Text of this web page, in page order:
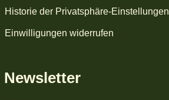
Historie der Privatsphäre-Einstellungen
Einwilligungen widerrufen
Newsletter